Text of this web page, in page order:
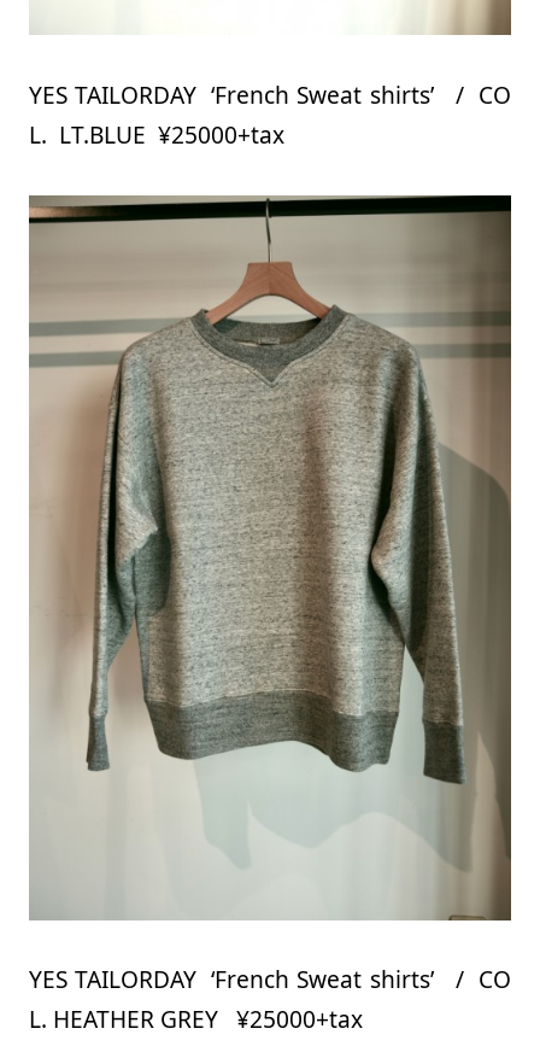
YES TAILORDAY ‘French Sweat shirts’ / CO
L. LT.BLUE ¥25000+tax
YES TAILORDAY ‘French Sweat shirts’ / CO
L. HEATHER GREY ¥25000+tax